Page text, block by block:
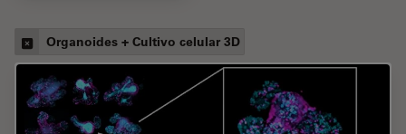
Organoides + Cultivo celular 3D